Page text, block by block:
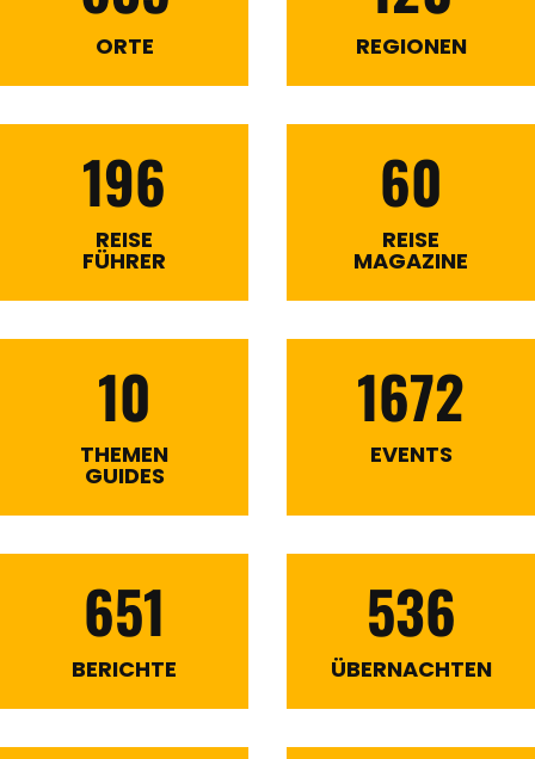
ORTE REGIONEN
196
REISE
FÜHRER
60
REISE
MAGAZINE
10
THEMEN
GUIDES
1672
EVENTS
651
BERICHTE
536
ÜBERNACHTEN